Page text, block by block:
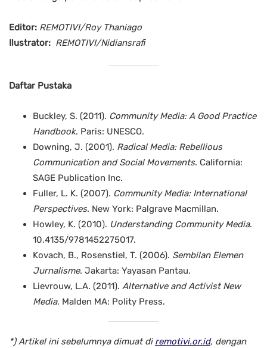
Editor: REMOTIVI/Roy Thaniago
Ilustrator: REMOTIVI/Nidiansrafi
Daftar Pustaka
Buckley, S. (2011). Community Media: A Good Practice
Handbook. Paris: UNESCO.
Downing, J. (2001). Radical Media: Rebellious
Communication and Social Movements. California:
SAGE Publication Inc.
Fuller, L. K. (2007). Community Media: International
Perspectives. New York: Palgrave Macmillan.
Howley, K. (2010). Understanding Community Media.
10.4135/9781452275017.
Kovach, B., Rosenstiel, T. (2006). Sembilan Elemen
Jurnalisme. Jakarta: Yayasan Pantau.
Lievrouw, L.A. (2011). Alternative and Activist New
Media. Malden MA: Polity Press.
*) Artikel ini sebelumnya dimuat diremotivi.or.id, dengan